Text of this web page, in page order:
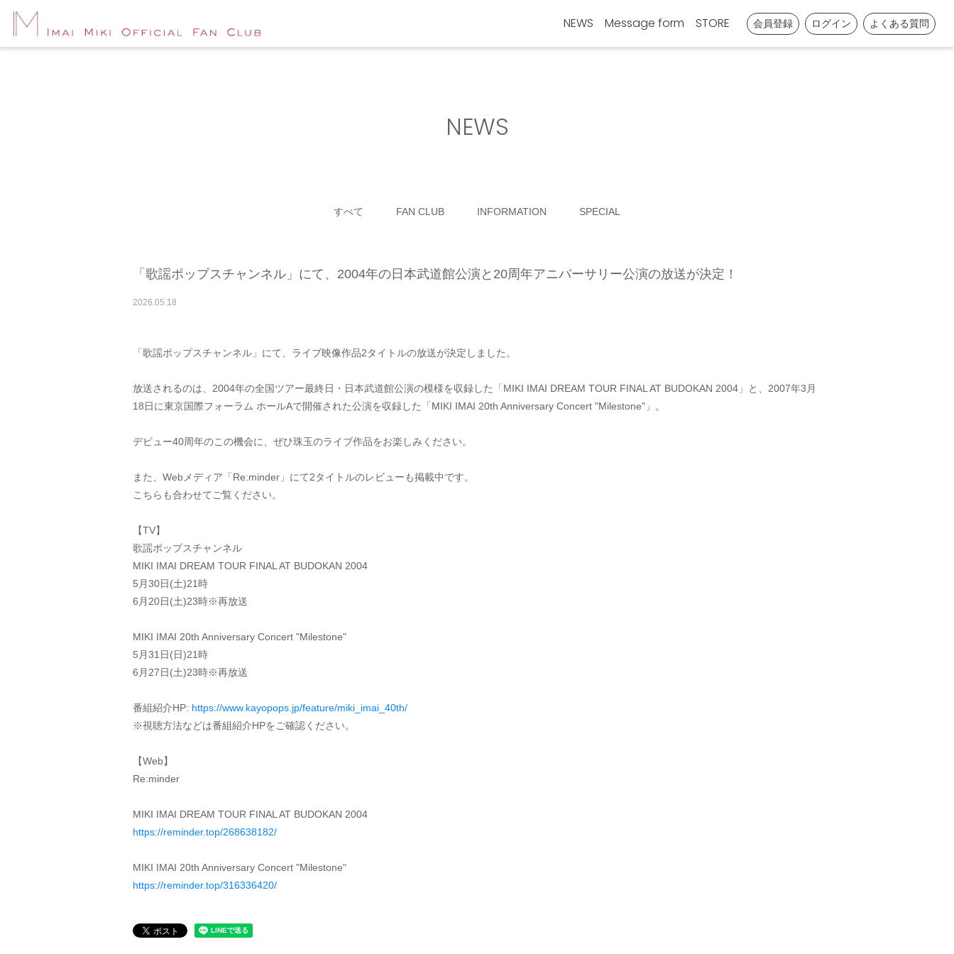
NEWS Message form STORE 会員登録 ログイン よくある質問
NEWS
すべて FAN CLUB INFORMATION SPECIAL
「歌謡ポップスチャンネル」にて、2004年の日本武道館公演と20周年アニバーサリー公演の放送が決定！
2026.05.18
「歌謡ポップスチャンネル」にて、ライブ映像作品2タイトルの放送が決定しました。
放送されるのは、2004年の全国ツアー最終日・日本武道館公演の模様を収録した「MIKI IMAI DREAM TOUR FINAL AT BUDOKAN 2004」と、2007年3月
18日に東京国際フォーラム ホールAで開催された公演を収録した「MIKI IMAI 20th Anniversary Concert "Milestone"」。
デビュー40周年のこの機会に、ぜひ珠玉のライブ作品をお楽しみください。
また、Webメディア「Re:minder」にて2タイトルのレビューも掲載中です。
こちらも合わせてご覧ください。
【TV】
歌謡ポップスチャンネル
MIKI IMAI DREAM TOUR FINAL AT BUDOKAN 2004
5月30日(土)21時
6月20日(土)23時※再放送
MIKI IMAI 20th Anniversary Concert "Milestone"
5月31日(日)21時
6月27日(土)23時※再放送
番組紹介HP: https://www.kayopops.jp/feature/miki_imai_40th/
※視聴方法などは番組紹介HPをご確認ください。
【Web】
Re:minder
MIKI IMAI DREAM TOUR FINAL AT BUDOKAN 2004
https://reminder.top/268638182/
MIKI IMAI 20th Anniversary Concert "Milestone"
https://reminder.top/316336420/